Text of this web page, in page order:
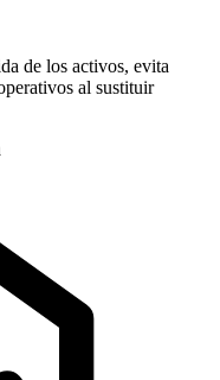
de los activos, evita
al sustituir